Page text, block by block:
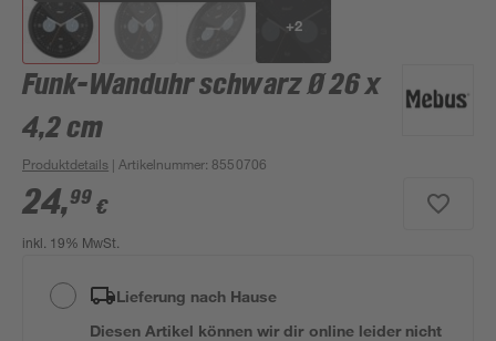
+2
Funk-Wanduhr schwarz Ø 26 x
4,2 cm
Produktdetails | Artikelnummer: 8550706
24,99 €
inkl. 19% MwSt.
Lieferung nach Hause
Diesen Artikel können wir dir online leider nicht